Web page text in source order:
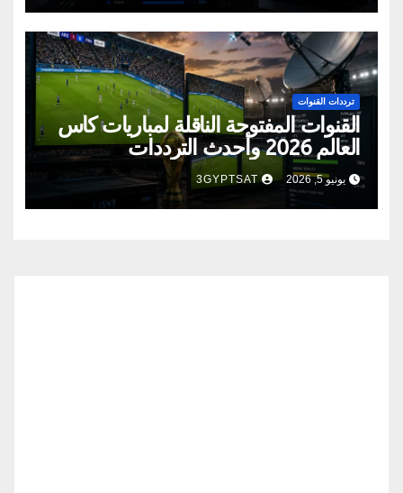
ترددات القنوات
القنوات المفتوحة الناقلة لمباريات كأس
العالم 2026 وأحدث الترددات
يونيو 5, 2026 3GYPTSAT